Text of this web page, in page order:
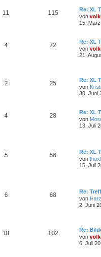
11 115
Re: XL
von
15.
4 72
Re: XL
von
21.
2 25
Re: XL
von
30. Juni
4 28
Re: XL
von
13. Juli
5 56
Re: XL
von thoxl
15. Juli
6 68
Re:
von
2. Juni
10 102
Re:
von
6. Juli